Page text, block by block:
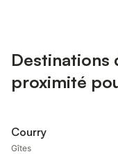
Destinations
proximité
Courry
Gîtes